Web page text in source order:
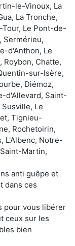
le-Vinoux, La
La Tronche,
Le Pont-de-
Sermérieu,
d'Anthon, Le
Roybon, Chatte,
sur-Isère,
Diémoz,
d'Allevard, Saint-
Le
Tignieu-
Rochetoirin,
L'Albenc, Notre-
Martin,
anti guêpe et
dans ces
pour vous libérer
ceux sur les
bien